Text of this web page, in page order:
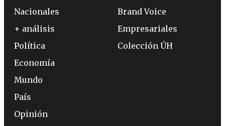
Nacionales
+ análisis
Política
Economía
Mundo
País
Opinión
Brand Voice
Empresariales
Colección ÚH